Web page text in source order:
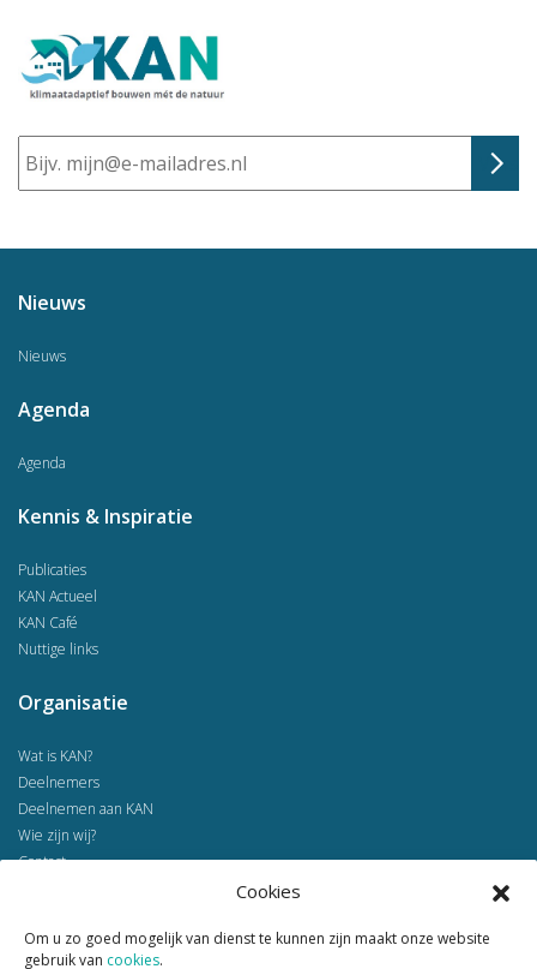
Cookies
Om u zo goed mogelijk van dienst te kunnen zijn maakt onze website
gebruik van cookies.
E-
mailadres
Nieuws
Nieuws
Agenda
Agenda
Kennis & Inspiratie
Publicaties
KAN Actueel
KAN Café
Nuttige links
Organisatie
Wat is KAN?
Deelnemers
Deelnemen aan KAN
Wie zijn wij?
Contact
Voorbeeldprojecten